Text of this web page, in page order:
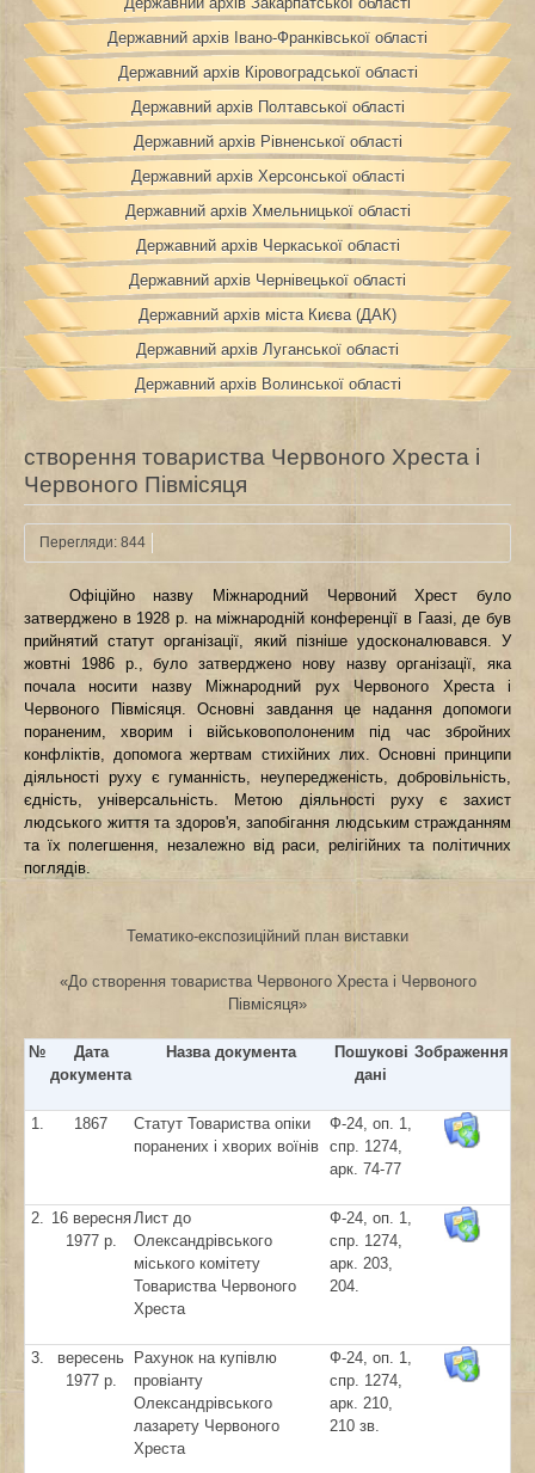
Державний архів Івано-Франківської області
Державний архів Кіровоградської області
Державний архів Полтавської області
Державний архів Рівненської області
Державний архів Херсонської області
Державний архів Хмельницької області
Державний архів Черкаської області
Державний архів Чернівецької області
Державний архів міста Києва (ДАК)
Державний архів Луганської області
Державний архів Волинської області
створення товариства Червоного Хреста і
Червоного Півмісяця
Перегляди: 844
Офіційно назву Міжнародний Червоний Хрест було
затверджено в 1928 р. на міжнародній конференції в Гаазі, де був
прийнятий статут організації, який пізніше удосконалювався. У
жовтні 1986 р., було затверджено нову назву організації, яка
почала носити назву Міжнародний рух Червоного Хреста і
Червоного Півмісяця. Основні завдання це надання допомоги
пораненим, хворим і військовополоненим під час збройних
конфліктів, допомога жертвам стихійних лих. Основні принципи
діяльності руху є гуманність, неупередженість, добровільність,
єдність, універсальність. Метою діяльності руху є захист
людського життя та здоров'я, запобігання людським стражданням
та їх полегшення, незалежно від раси, релігійних та політичних
поглядів.
Тематико-експозиційний план виставки
«До створення товариства Червоного Хреста і Червоного
Півмісяця»
№
Дата
документа
Назва документа
Пошукові
дані
Зображення
1. 1867
Статут Товариства опіки
поранених і хворих воїнів
Ф-24, оп. 1,
спр. 1274,
арк. 74-77
2. 16 вересня
1977 р.
Лист до
Олександрівського
міського комітету
Товариства Червоного
Хреста
Ф-24, оп. 1,
спр. 1274,
арк. 203,
204.
3.
вересень
1977 р.
Рахунок на купівлю
провіанту
Олександрівського
лазарету Червоного
Хреста
Ф-24, оп. 1,
спр. 1274,
арк. 210,
210 зв.